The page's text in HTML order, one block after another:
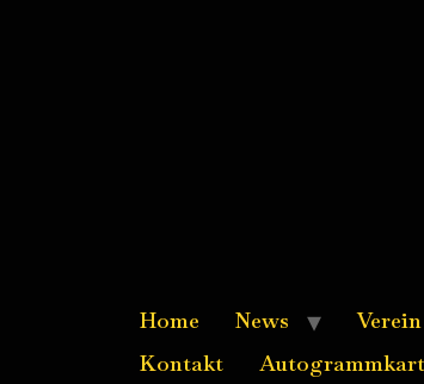
Home News Verein
Kontakt